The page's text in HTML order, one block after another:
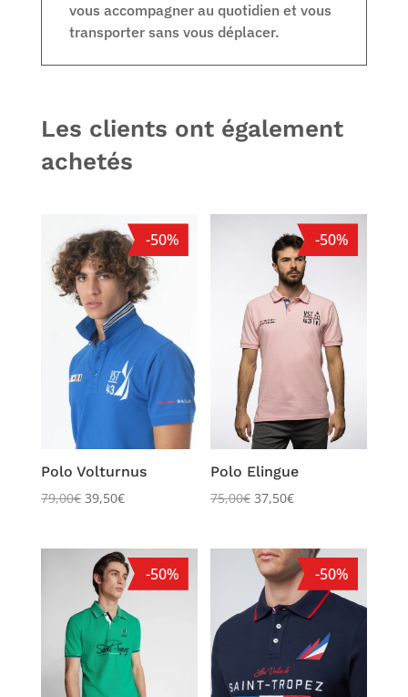
vous accompagner au quotidien et vous
transporter sans vous déplacer.
Les clients ont également
achetés
-50%
Polo Volturnus
79,00€ 39,50€
-50%
Polo Elingue
75,00€ 37,50€
-50% -50%